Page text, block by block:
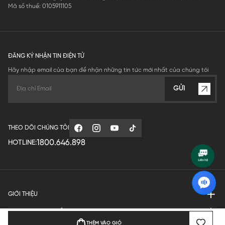
THÊM VÀO GIỎ
Mã số thuế: 0105911105
ĐĂNG KÝ NHẬN TIN ĐIỆN TỬ
Hãy nhập email của bạn để nhận những tin tức mới nhất của chúng tôi
GỬI
THEO DÕI CHÚNG TÔI
HOTLINE:1800.646.898
GIỚI THIỆU
QUY ĐỊNH HOẠT ĐỘNG